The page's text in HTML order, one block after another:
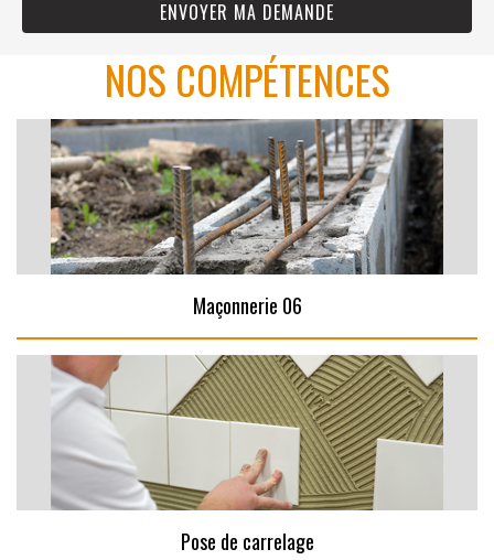
NOS COMPÉTENCES
Maçonnerie 06
Pose de carrelage